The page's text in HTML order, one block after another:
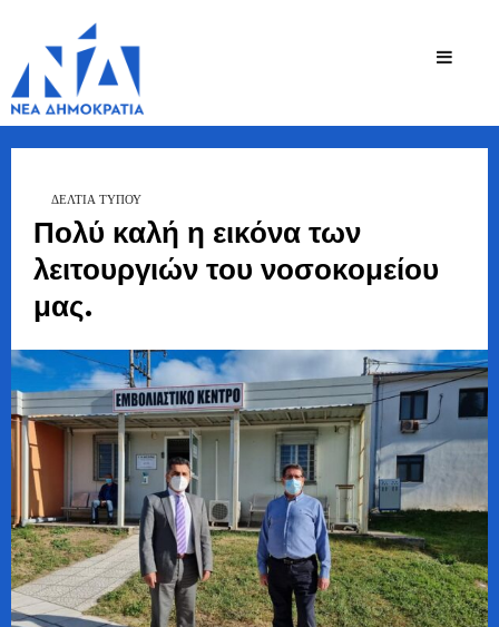
Ζήσης
Bουλευτής Ν.
Πολύ καλή η εικόνα των
λειτουργιών του νοσοκομείου
μας.
ΔΕΛΤΙΑ ΤΥΠΟΥ